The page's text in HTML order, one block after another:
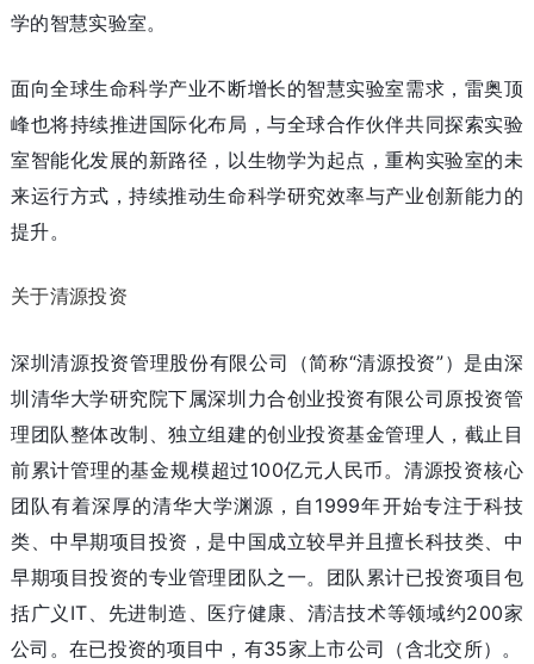
学的智慧实验室。
面向全球生命科学产业不断增长的智慧实验室需求，雷奥顶
峰也将持续推进国际化布局，与全球合作伙伴共同探索实验
室智能化发展的新路径，以生物学为起点，重构实验室的未
来运行方式，持续推动生命科学研究效率与产业创新能力的
提升。
关于清源投资
深圳清源投资管理股份有限公司（简称“清源投资”）是由深
圳清华大学研究院下属深圳力合创业投资有限公司原投资管
理团队整体改制、独立组建的创业投资基金管理人，截止目
前累计管理的基金规模超过100亿元人民币。清源投资核心
团队有着深厚的清华大学渊源，自1999年开始专注于科技
类、中早期项目投资，是中国成立较早并且擅长科技类、中
早期项目投资的专业管理团队之一。团队累计已投资项目包
括广义IT、先进制造、医疗健康、清洁技术等领域约200家
公司。在已投资的项目中，有35家上市公司（含北交所）。